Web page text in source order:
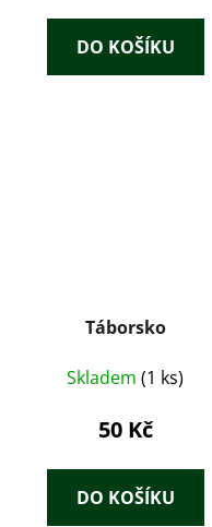
DO KOŠÍKU
Táborsko
Skladem (1 ks)
50 Kč
DO KOŠÍKU